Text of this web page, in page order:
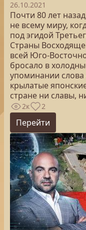
26.10.2021
Почти 80 лет
не всему миру,
под эгидой
Страны
всей Юго-
бросало в
упоминании
крылатые
стране ни славы,
2к 2
Перейти